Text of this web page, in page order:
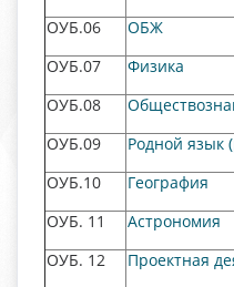
ОУБ.06
ОБЖ
ОУБ.07
Физика
ОУБ.08
ОУБ.09
Родной язык
ОУБ.10
География
ОУБ. 11
Астрономия
ОУБ. 12
Проектная